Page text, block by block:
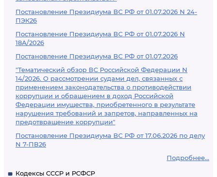
Постановление Президиума ВС РФ от 01.07.2026 N 24-
ПЭК26
Постановление Президиума ВС РФ от 01.07.2026 N
18А/2026
Постановление Президиума ВС РФ от 01.07.2026
"Тематический обзор ВС Российской Федерации N
14/2026. О рассмотрении судами дел, связанных с
применением законодательства о противодействии
коррупции и обращением в доход Российской
Федерации имущества, приобретенного в результате
нарушения требований и запретов, направленных на
предотвращение коррупции"
Постановление Президиума ВС РФ от 17.06.2026 по делу
N 7-ПВ26
Подробнее...
Кодексы СССР и РСФСР